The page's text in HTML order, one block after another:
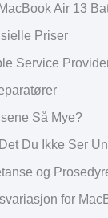
Air 13
Priser
Service
Så Mye?
Du Ikke Ser
og
for